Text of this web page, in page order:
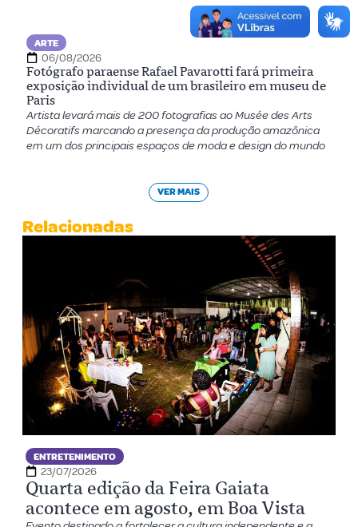
ARTE
06/08/2026
Fotógrafo paraense Rafael Pavarotti fará primeira
exposição individual de um brasileiro em museu de
Paris
Artista levará mais de 200 fotografias ao Musée des Arts
Décoratifs marcando a presença da produção amazônica
em um dos principais espaços de moda e design do mundo
VER MAIS
Relacionadas
ENTRETENIMENTO
23/07/2026
Quarta edição da Feira Gaiata
acontece em agosto, em Boa Vista